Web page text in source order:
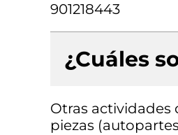
901218443
¿Cuáles
Otras actividades
piezas